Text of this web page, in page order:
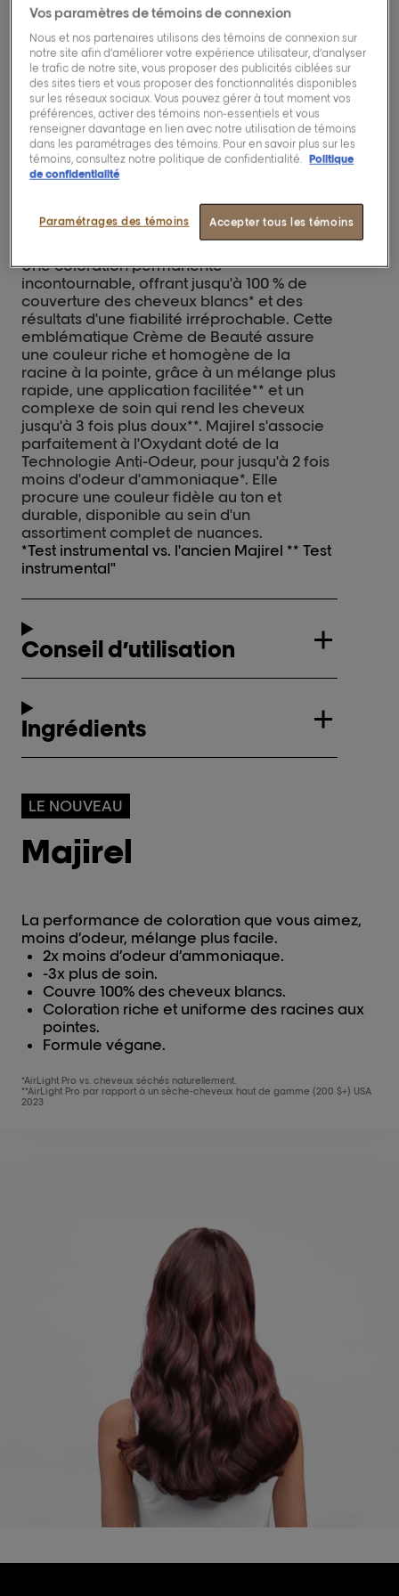
avec jusqu'à 2 fois moins d'odeur
d'ammoniaque* et des cheveux
jusqu'à 3 fois plus doux**.
*Test instrumental.
** Test instrumental versus l'ancien
Majirel.
Description
Une coloration permanente
incontournable, offrant jusqu'à 100 % de
couverture des cheveux blancs* et des
résultats d'une fiabilité irréprochable. Cette
emblématique Crème de Beauté assure
une couleur riche et homogène de la
racine à la pointe, grâce à un mélange plus
rapide, une application facilitée** et un
complexe de soin qui rend les cheveux
jusqu'à 3 fois plus doux**. Majirel s'associe
parfaitement à l'Oxydant doté de la
Technologie Anti-Odeur, pour jusqu'à 2 fois
moins d'odeur d'ammoniaque*. Elle
procure une couleur fidèle au ton et
durable, disponible au sein d'un
assortiment complet de nuances.
*Test instrumental vs. l'ancien Majirel ** Test
instrumental"
Conseil d’utilisation
Ingrédients
LE NOUVEAU
Majirel
La performance de coloration que vous aimez,
moins d’odeur, mélange plus facile.
2x moins d’odeur d’ammoniaque.
-3x plus de soin.
Couvre 100% des cheveux blancs.
Coloration riche et uniforme des racines aux
pointes.
Formule végane.
*AirLight Pro vs. cheveux séchés naturellement.
**AirLight Pro par rapport à un sèche-cheveux haut de gamme (200 $+) USA
2023
Vos paramètres de témoins de connexion
Nous et nos partenaires utilisons des témoins de connexion sur
notre site afin d’améliorer votre expérience utilisateur, d’analyser
le trafic de notre site, vous proposer des publicités ciblées sur
des sites tiers et vous proposer des fonctionnalités disponibles
sur les réseaux sociaux. Vous pouvez gérer à tout moment vos
préférences, activer des témoins non-essentiels et vous
renseigner davantage en lien avec notre utilisation de témoins
dans les paramétrages des témoins. Pour en savoir plus sur les
témoins, consultez notre politique de confidentialité.
Politique
de confidentialité
Accepter tous les témoins
Paramétrages des témoins